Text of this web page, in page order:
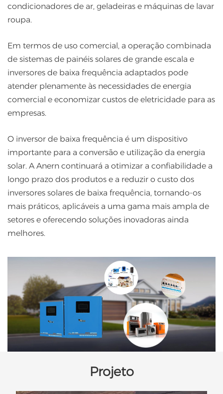
condicionadores de ar, geladeiras e máquinas de lavar
roupa.
Em termos de uso comercial, a operação combinada
de sistemas de painéis solares de grande escala e
inversores de baixa frequência adaptados pode
atender plenamente às necessidades de energia
comercial e economizar custos de eletricidade para as
empresas.
O inversor de baixa frequência é um dispositivo
importante para a conversão e utilização da energia
solar. A Anern continuará a otimizar a confiabilidade a
longo prazo dos produtos e a reduzir o custo dos
inversores solares de baixa frequência, tornando-os
mais práticos, aplicáveis ​​a uma gama mais ampla de
setores e oferecendo soluções inovadoras ainda
melhores.
Projeto